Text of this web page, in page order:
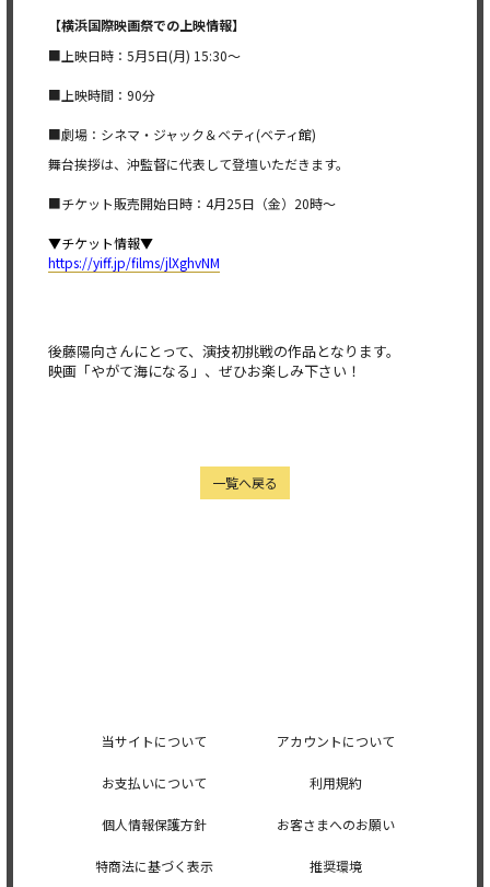
【横浜国際映画祭での上映情報】
■上映日時：5月5日(月) 15:30～
■上映時間：90分
■劇場：シネマ・ジャック＆ベティ(ベティ館)
舞台挨拶は、沖監督に代表して登壇いただきます。
■チケット販売開始日時：4月25日（金）20時〜
▼チケット情報▼
https://yiff.jp/films/jlXghvNM
後藤陽向さんにとって、演技初挑戦の作品となります。
映画「やがて海になる」、ぜひお楽しみ下さい！
一覧へ戻る
当サイトについて アカウントについて
お支払いについて 利用規約
個人情報保護方針 お客さまへのお願い
特商法に基づく表示 推奨環境